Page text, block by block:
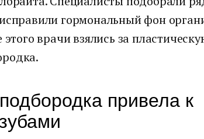
гормональный фон
врачи взялись за
привела к